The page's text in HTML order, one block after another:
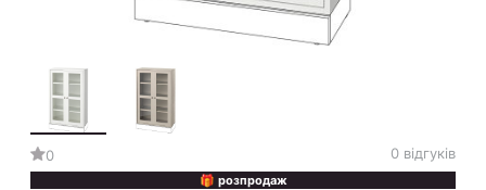
0 0 відгуків
🎁 розпродаж